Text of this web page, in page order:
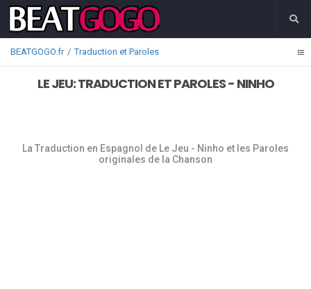
BEATGOGO.fr Traduction et Paroles
LE JEU: TRADUCTION ET PAROLES - NINHO
La Traduction en Espagnol de Le Jeu - Ninho et les Paroles
originales de la Chanson